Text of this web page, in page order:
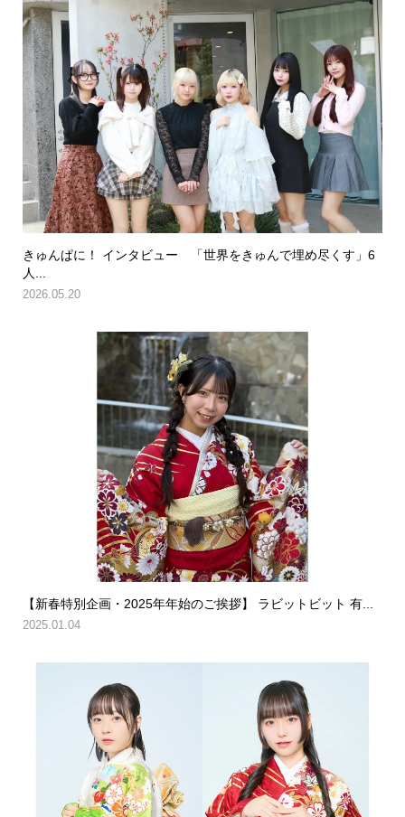
きゅんぱに！ インタビュー 「世界をきゅんで埋め尽くす」6
人...
2026.05.20
【新春特別企画・2025年年始のご挨拶】 ラビットビット 有...
2025.01.04